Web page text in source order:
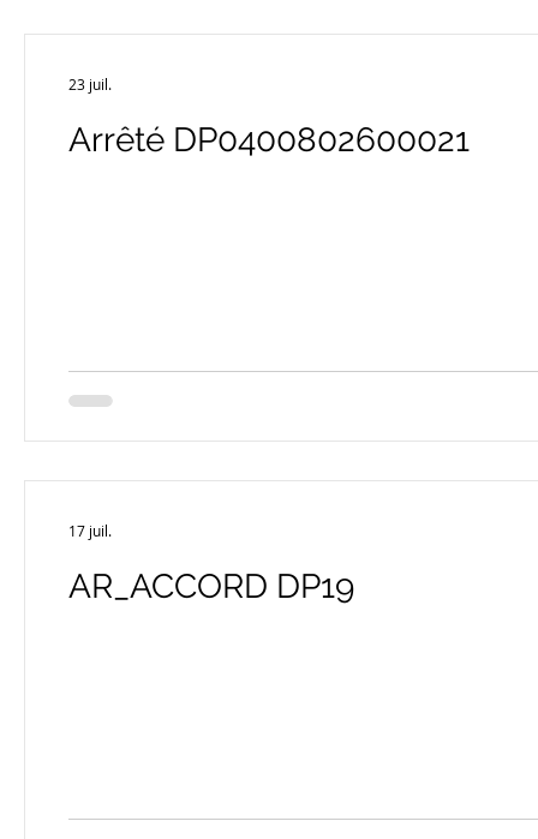
Arrêté DP0400802600021
23 juil.
AR_ACCORD DP19
17 juil.